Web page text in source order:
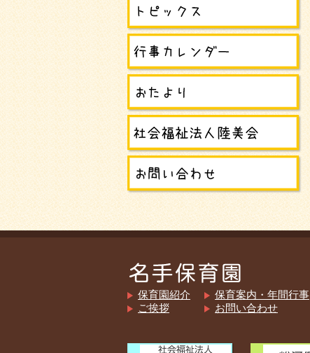
保育園紹介
ご挨拶
保育案内・年間行事
お問い合わせ